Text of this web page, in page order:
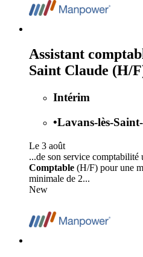
Assistant
Saint Claude (H/
Intérim
•Lavans-lès-
Le 3 août
...de son service comptabilité
Comptable (H/F) pour une
minimale de 2...
New